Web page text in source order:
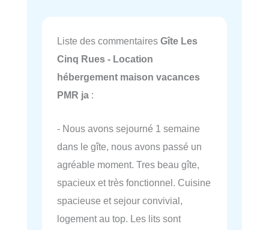
Liste des commentaires Gîte Les
Cinq Rues - Location
hébergement maison vacances
PMR ja :
- Nous avons sejourné 1 semaine
dans le gîte, nous avons passé un
agréable moment. Tres beau gîte,
spacieux et très fonctionnel. Cuisine
spacieuse et sejour convivial,
logement au top. Les lits sont